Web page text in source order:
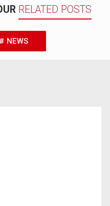
RELATED POSTS
NEWS